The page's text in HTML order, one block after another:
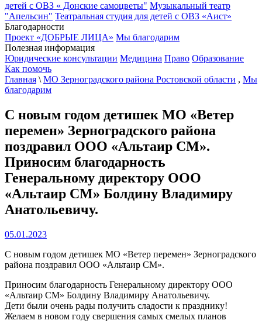
детей с ОВЗ « Донские самоцветы" Музыкальный театр
"Апельсин" Театральная студия для детей с ОВЗ «Аист»
Благодарности
Проект «ДОБРЫЕ ЛИЦА» Мы благодарим
Полезная информация
Юридические консультации Медицина Право Образование
Как помочь
Главная \ МО Зерноградского района Ростовской области , Мы
благодарим
С новым годом детишек МО «Ветер
перемен» Зерноградского района
поздравил ООО «Альтаир СМ».
Приносим благодарность
Генеральному директору ООО
«Альтаир СМ» Болдину Владимиру
Анатольевичу.
05.01.2023
С новым годом детишек МО «Ветер перемен» Зерноградского
района поздравил ООО «Альтаир СМ».
Приносим благодарность Генеральному директору ООО
«Альтаир СМ» Болдину Владимиру Анатольевичу.
Дети были очень рады получить сладости к празднику!
Желаем в новом году свершения самых смелых планов